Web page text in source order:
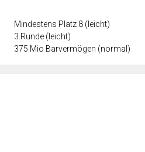
Mindestens Platz 8 (leicht)
3.Runde (leicht)
375 Mio Barvermögen (normal)